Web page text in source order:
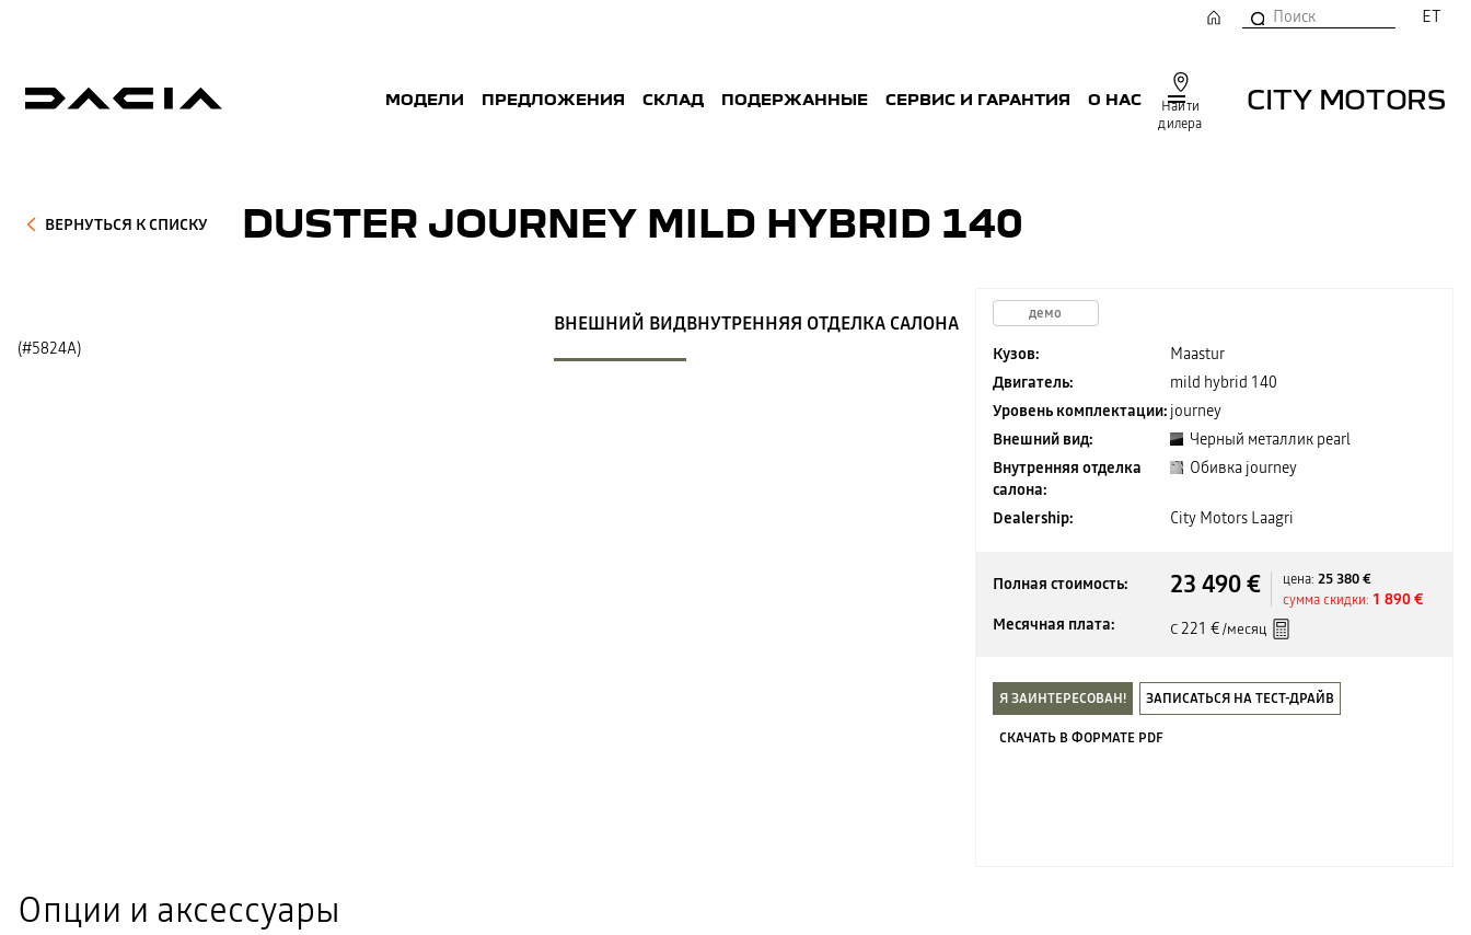
Найти
дилера
CITY MOTORS
МОДЕЛИ ПРЕДЛОЖЕНИЯ СКЛАД ПОДЕРЖАННЫE СЕРВИС И ГАРАНТИЯ О НАС
ET
ВЕРНУТЬСЯ К СПИСКУ DUSTER JOURNEY MILD HYBRID 140
(#5824A)
ВНЕШНИЙ ВИДВНУТРЕННЯЯ ОТДЕЛКА САЛОНА демо
Кузов:
Maastur
Двигатель:
mild hybrid 140
Уровень комплектации: journey
Внешний вид:
Черный металлик pearl
Внутренняя отделка
салона:
Обивка journey
Dealership: City Motors Laagri
Полная стоимость: 23 490 € цена: 25 380 €
сумма скидки: 1 890 €
Месячная плата:
С221 €/месяц
Я ЗАИНТЕРЕСОВАН! ЗАПИСАТЬСЯ НА ТЕСТ-ДРАЙВ
СКАЧАТЬ В ФОРМАТЕ PDF
Опции и аксессуары